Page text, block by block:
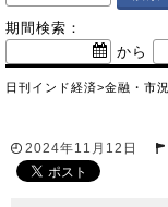
期間検索：
から
日刊インド経済>金融・市況
2024年11月12日